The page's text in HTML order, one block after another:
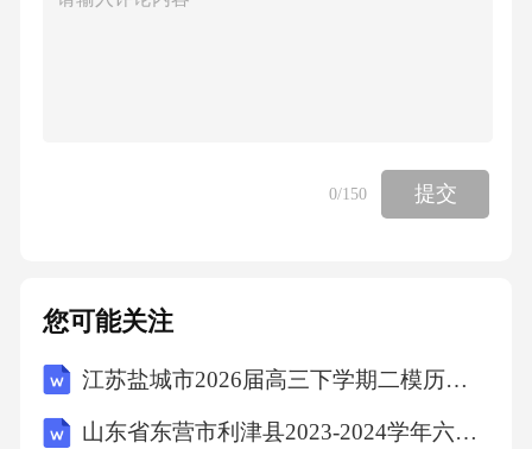
0/150 提交
您可能关注
江苏盐城市2026届高三下学期二模历史试题（文字版含答案）
山东省东营市利津县2023-2024学年六年级下学期期末考试历史试题（文字版含答案）